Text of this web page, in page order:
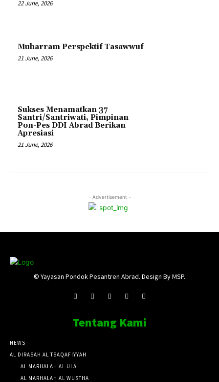
22 June, 2026
Muharram Perspektif Tasawwuf
21 June, 2026
Sukses Menamatkan 37
Santri/Santriwati, Pimpinan
Pon-Pes DDI Abrad Berikan
Apresiasi
21 June, 2026
- Advertisement -
© Yayasan Pondok Pesantren Abrad. Design By MSP.
Tentang Kami
NEWS
AL DIRASAH AL TSAQAFIYYAH
AL MARHALAH AL ULA
AL MARHALAH AL WUSTHA